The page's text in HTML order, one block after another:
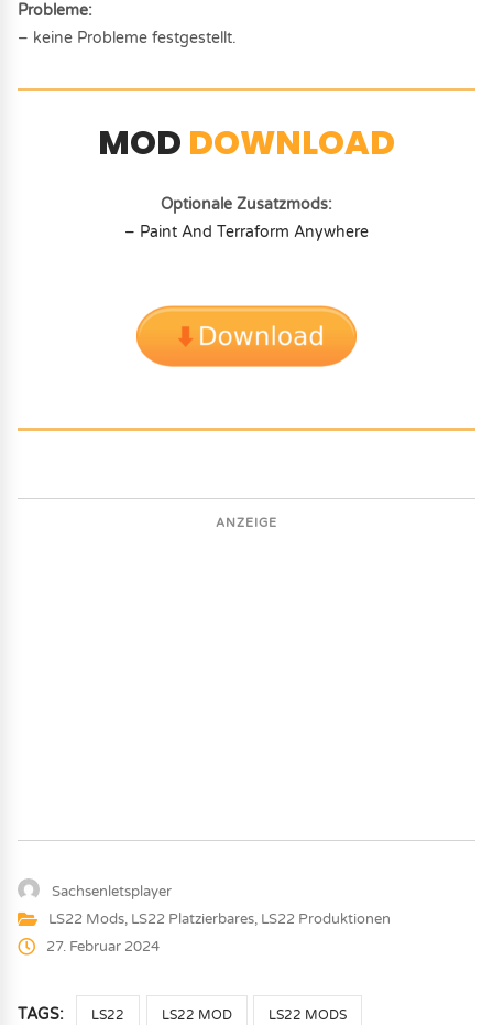
Probleme:
– keine Probleme festgestellt.
MOD DOWNLOAD
Optionale Zusatzmods:
– Paint And Terraform Anywhere
ANZEIGE
Sachsenletsplayer
LS22 Mods, LS22 Platzierbares, LS22 Produktionen
27. Februar 2024
TAGS: LS22 LS22 MOD LS22 MODS